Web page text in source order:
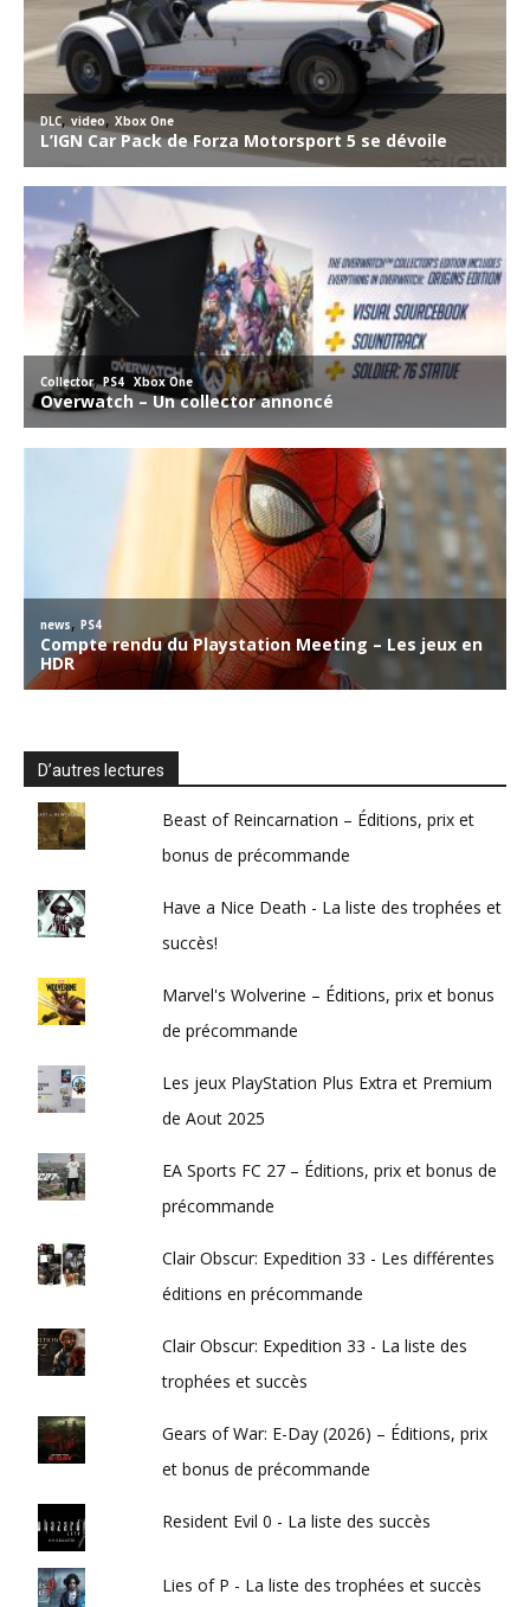
D’autres lectures
Beast of Reincarnation – Éditions, prix et
bonus de précommande
Have a Nice Death - La liste des trophées et
succès!
Marvel's Wolverine – Éditions, prix et bonus
de précommande
Les jeux PlayStation Plus Extra et Premium
de Aout 2025
EA Sports FC 27 – Éditions, prix et bonus de
précommande
Clair Obscur: Expedition 33 - Les différentes
éditions en précommande
Clair Obscur: Expedition 33 - La liste des
trophées et succès
Gears of War: E-Day (2026) – Éditions, prix
et bonus de précommande
Resident Evil 0 - La liste des succès
Lies of P - La liste des trophées et succès